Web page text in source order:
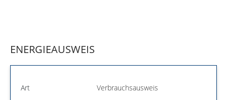
ENERGIEAUSWEIS
Art Verbrauchsausweis